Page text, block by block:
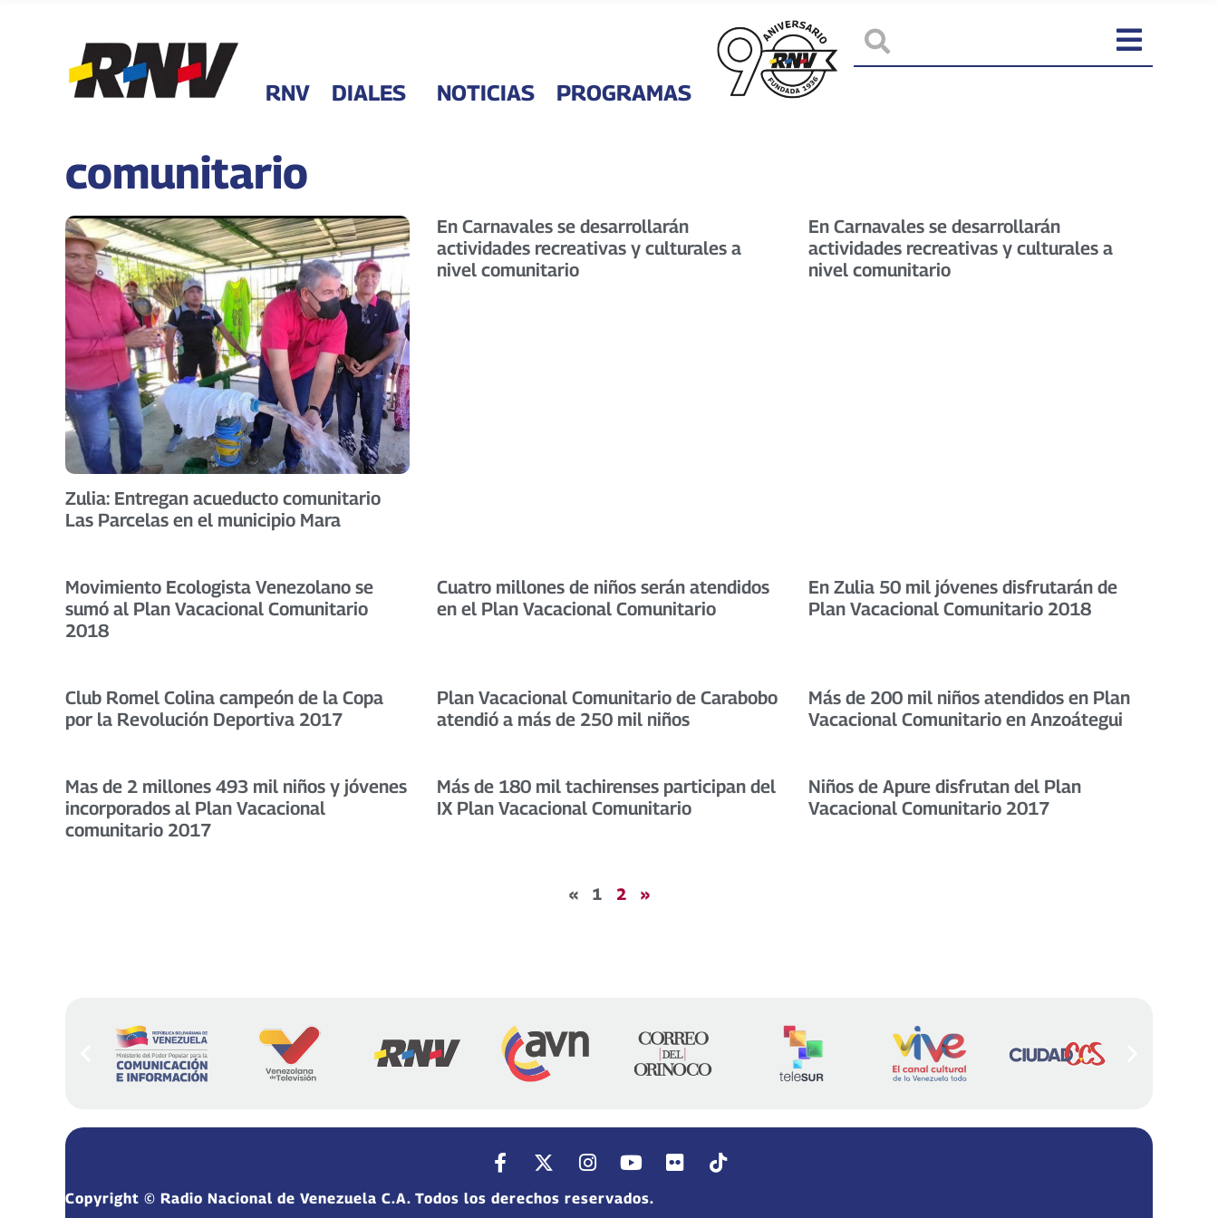
RNV DIALES NOTICIAS PROGRAMAS
comunitario
Zulia: Entregan acueducto comunitario
Las Parcelas en el municipio Mara
En Carnavales se desarrollarán
actividades recreativas y culturales a
nivel comunitario
En Carnavales se desarrollarán
actividades recreativas y culturales a
nivel comunitario
Movimiento Ecologista Venezolano se
sumó al Plan Vacacional Comunitario
2018
Cuatro millones de niños serán atendidos
en el Plan Vacacional Comunitario
En Zulia 50 mil jóvenes disfrutarán de
Plan Vacacional Comunitario 2018
Club Romel Colina campeón de la Copa
por la Revolución Deportiva 2017
Plan Vacacional Comunitario de Carabobo
atendió a más de 250 mil niños
Más de 200 mil niños atendidos en Plan
Vacacional Comunitario en Anzoátegui
Mas de 2 millones 493 mil niños y jóvenes
incorporados al Plan Vacacional
comunitario 2017
Más de 180 mil tachirenses participan del
IX Plan Vacacional Comunitario
Niños de Apure disfrutan del Plan
Vacacional Comunitario 2017
« 1 2 »
Copyright © Radio Nacional de Venezuela C.A. Todos los derechos reservados.